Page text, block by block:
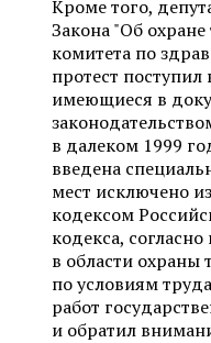
Кроме того,
Закона "Об
комитета по
протест
имеющиеся в
в далеком 1999
введена
мест исключено
кодексом
кодекса,
в области охраны
по условиям
работ
и обратил